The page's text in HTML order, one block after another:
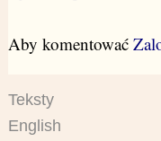
Aby komentować
Teksty
English